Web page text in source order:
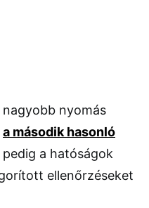
nyomás
a második hasonló
pedig a hatóságok
ellenőrzéseket